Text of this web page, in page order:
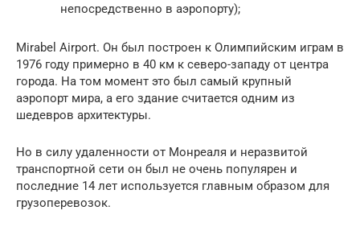
непосредственно в аэропорту);
Mirabel Airport. Он был построен к Олимпийским играм в
1976 году примерно в 40 км к северо-западу от центра
города. На том момент это был самый крупный
аэропорт мира, а его здание считается одним из
шедевров архитектуры.
Но в силу удаленности от Монреаля и неразвитой
транспортной сети он был не очень популярен и
последние 14 лет используется главным образом для
грузоперевозок.